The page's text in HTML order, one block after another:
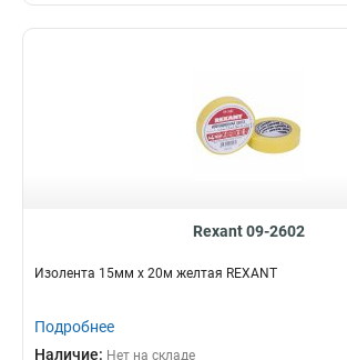
Rexant 09-2602
Изолента 15мм х 20м желтая REXANT
Подробнее
Наличие: Нет на складе